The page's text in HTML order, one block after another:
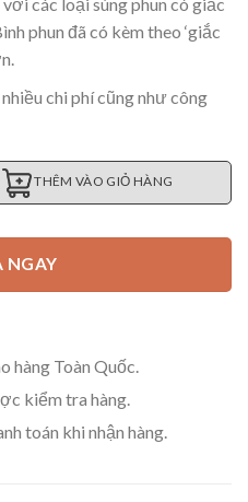
phun đã có kèm theo ‘giắc
chi phí cũng như công
gắn súng phun rửa xe 1 lít số
THÊM VÀO GIỎ HÀNG
NGAY
hàng Toàn Quốc.
kiểm tra hàng.
toán khi nhận hàng.